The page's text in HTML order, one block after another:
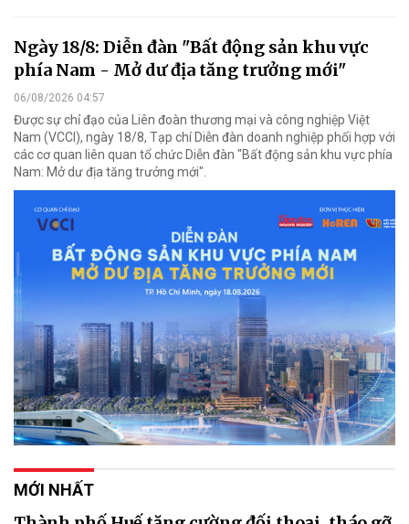
Ngày 18/8: Diễn đàn "Bất động sản khu vực
phía Nam - Mở dư địa tăng trưởng mới"
06/08/2026 04:57
Được sự chỉ đạo của Liên đoàn thương mại và công nghiệp Việt
Nam (VCCI), ngày 18/8, Tạp chí Diễn đàn doanh nghiệp phối hợp với
các cơ quan liên quan tổ chức Diễn đàn "Bất động sản khu vực phía
Nam: Mở dư địa tăng trưởng mới".
MỚI NHẤT